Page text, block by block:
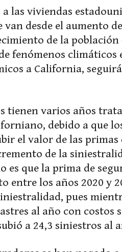
a las viviendas
desde el aumento
de la población
fenómenos climáticos
a California,
tienen varios años
debido a que
el valor de las primas
de la
es que la prima de
entre los años 2020 y
pues
al año con costos
a 24,3 siniestros al